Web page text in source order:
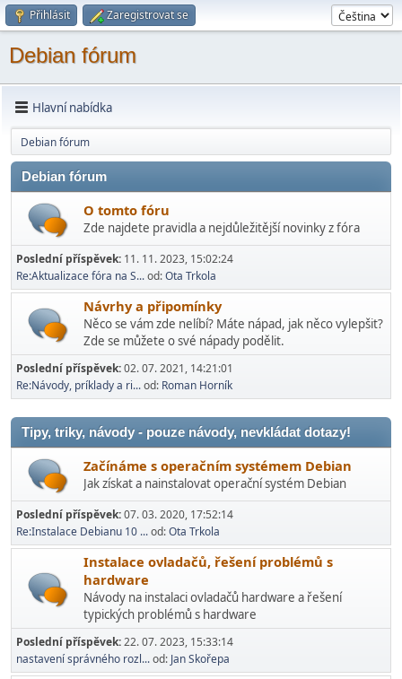
Přihlásit Zaregistrovat se
Debian fórum
Hlavní nabídka
Debian fórum
Debian fórum
O tomto fóru
Zde najdete pravidla a nejdůležitější novinky z fóra
Poslední příspěvek: 11. 11. 2023, 15:02:24
Re:Aktualizace fóra na S...od:Ota Trkola
Návrhy a připomínky
Něco se vám zde nelíbí? Máte nápad, jak něco vylepšit?
Zde se můžete o své nápady podělit.
Poslední příspěvek:02. 07. 2021, 14:21:01
Re:Návody, príklady a ri...od: Roman Horník
Tipy, triky, návody - pouze návody, nevkládat dotazy!
Začínáme s operačním systémem Debian
Jak získat a nainstalovat operační systém Debian
Poslední příspěvek:07. 03. 2020, 17:52:14
Re:Instalace Debianu 10 ...od:Ota Trkola
Instalace ovladačů, řešení problémů s
hardware
Návody na instalaci ovladačů hardware a řešení
typických problémů s hardware
Poslední příspěvek:22. 07. 2023, 15:33:14
nastavení správného rozl...od: Jan Skořepa